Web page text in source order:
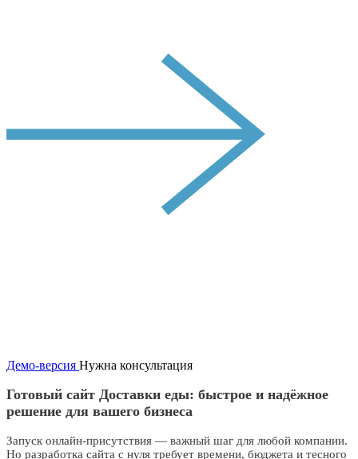
Демо-версия Нужна консультация
Готовый сайт Доставки еды: быстрое и надёжное
решение для вашего бизнеса
Запуск онлайн-присутствия — важный шаг для любой компании.
Но разработка сайта с нуля требует времени, бюджета и тесного